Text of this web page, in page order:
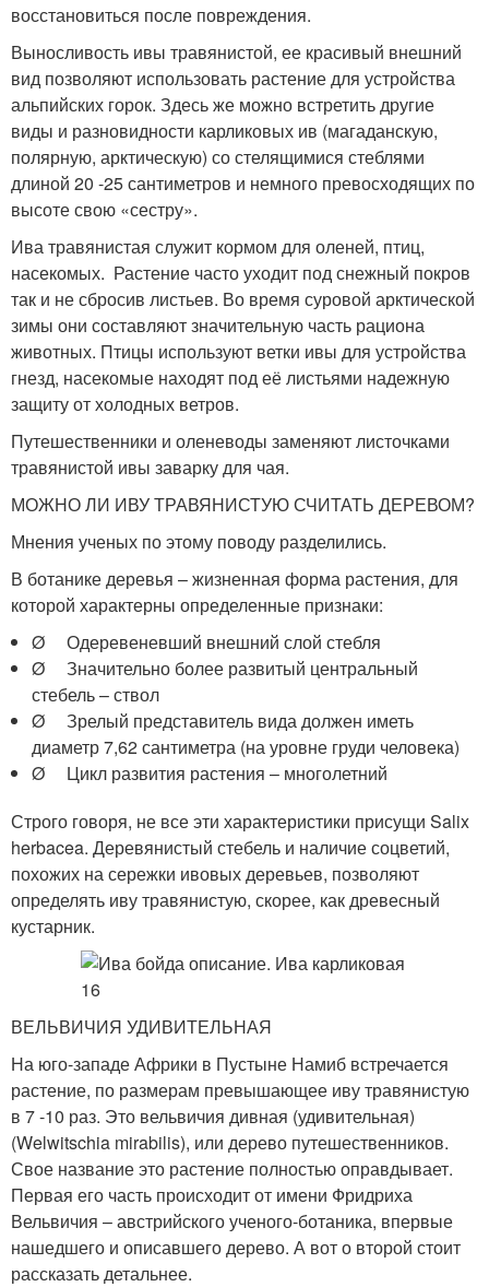
восстановиться после повреждения.
Выносливость ивы травянистой, ее красивый внешний
вид позволяют использовать растение для устройства
альпийских горок. Здесь же можно встретить другие
виды и разновидности карликовых ив (магаданскую,
полярную, арктическую) со стелящимися стеблями
длиной 20 -25 сантиметров и немного превосходящих по
высоте свою «сестру».
Ива травянистая служит кормом для оленей, птиц,
насекомых. Растение часто уходит под снежный покров
так и не сбросив листьев. Во время суровой арктической
зимы они составляют значительную часть рациона
животных. Птицы используют ветки ивы для устройства
гнезд, насекомые находят под её листьями надежную
защиту от холодных ветров.
Путешественники и оленеводы заменяют листочками
травянистой ивы заварку для чая.
МОЖНО ЛИ ИВУ ТРАВЯНИСТУЮ СЧИТАТЬ ДЕРЕВОМ?
Мнения ученых по этому поводу разделились.
В ботанике деревья – жизненная форма растения, для
которой характерны определенные признаки:
Ø Одеревеневший внешний слой стебля
Ø Значительно более развитый центральный
стебель – ствол
Ø Зрелый представитель вида должен иметь
диаметр 7,62 сантиметра (на уровне груди человека)
Ø Цикл развития растения – многолетний
Строго говоря, не все эти характеристики присущи Salix
herbacea. Деревянистый стебель и наличие соцветий,
похожих на сережки ивовых деревьев, позволяют
определять иву травянистую, скорее, как древесный
кустарник.
ВЕЛЬВИЧИЯ УДИВИТЕЛЬНАЯ
На юго-западе Африки в Пустыне Намиб встречается
растение, по размерам превышающее иву травянистую
в 7 -10 раз. Это вельвичия дивная (удивительная)
(Welwitschia mirabilis), или дерево путешественников.
Свое название это растение полностью оправдывает.
Первая его часть происходит от имени Фридриха
Вельвичия – австрийского ученого-ботаника, впервые
нашедшего и описавшего дерево. А вот о второй стоит
рассказать детальнее.